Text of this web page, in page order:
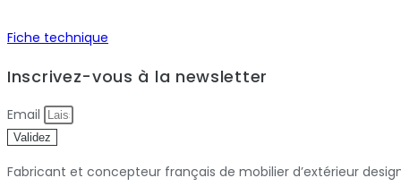
Fiche technique
Inscrivez-vous à la newsletter
Email
Validez
Fabricant et concepteur français de mobilier d’extérieur